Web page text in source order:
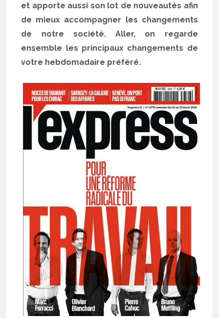
et apporte aussi son lot de nouveautés afin
de mieux accompagner les changements
de notre société. Aller, on regarde
ensemble les principaux changements de
votre hebdomadaire préféré.